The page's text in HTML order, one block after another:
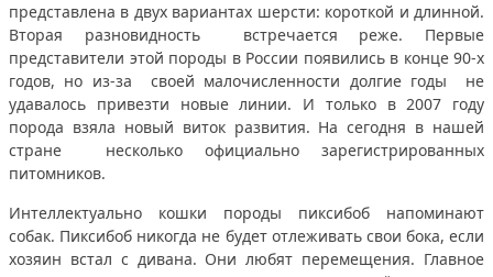
представлена в двух вариантах шерсти: короткой и длинной.
Вторая разновидность встречается реже. Первые
представители этой породы в России появились в конце 90-х
годов, но из-за своей малочисленности долгие годы не
удавалось привезти новые линии. И только в 2007 году
порода взяла новый виток развития. На сегодня в нашей
стране несколько официально зарегистрированных
питомников.
Интеллектуально кошки породы пиксибоб напоминают
собак. Пиксибоб никогда не будет отлеживать свои бока, если
хозяин встал с дивана. Они любят перемещения. Главное